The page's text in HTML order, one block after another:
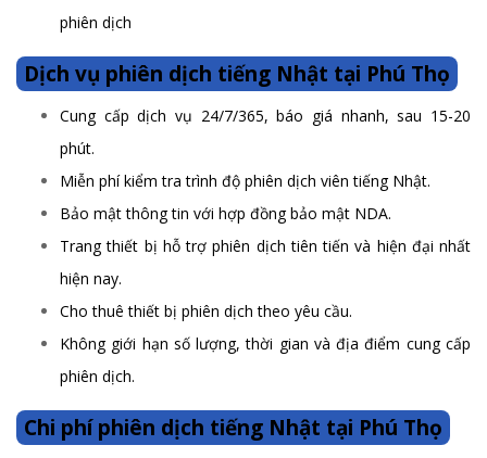
phiên dịch
Dịch vụ phiên dịch tiếng Nhật tại Phú Thọ
Cung cấp dịch vụ 24/7/365, báo giá nhanh, sau 15-20
phút.
Miễn phí kiểm tra trình độ phiên dịch viên tiếng Nhật.
Bảo mật thông tin với hợp đồng bảo mật NDA.
Trang thiết bị hỗ trợ phiên dịch tiên tiến và hiện đại nhất
hiện nay.
Cho thuê thiết bị phiên dịch theo yêu cầu.
Không giới hạn số lượng, thời gian và địa điểm cung cấp
phiên dịch.
Chi phí phiên dịch tiếng Nhật tại Phú Thọ